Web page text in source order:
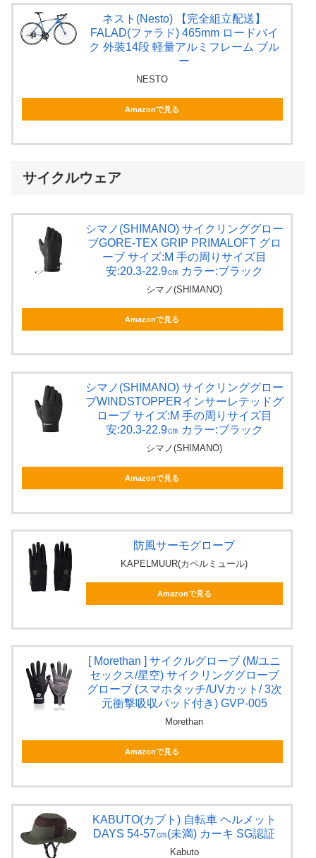
ネスト(Nesto) 【完全組立配送】
FALAD(ファラド) 465mm ロードバイ
ク 外装14段 軽量アルミフレーム ブル
ー
NESTO
Amazonで見る
サイクルウェア
シマノ(SHIMANO) サイクリンググロー
ブGORE-TEX GRIP PRIMALOFT グロ
ーブ サイズ:M 手の周りサイズ目
安:20.3-22.9㎝ カラー:ブラック
シマノ(SHIMANO)
Amazonで見る
シマノ(SHIMANO) サイクリンググロー
ブWINDSTOPPERインサーレテッドグ
ローブ サイズ:M 手の周りサイズ目
安:20.3-22.9㎝ カラー:ブラック
シマノ(SHIMANO)
Amazonで見る
防風サーモグローブ
KAPELMUUR(カペルミュール)
Amazonで見る
[ Morethan ] サイクルグローブ (M/ユニ
セックス/星空) サイクリンググローブ
グローブ (スマホタッチ/UVカット/ 3次
元衝撃吸収パッド付き) GVP-005
Morethan
Amazonで見る
KABUTO(カブト) 自転車 ヘルメット
DAYS 54-57㎝(未満) カーキ SG認証
Kabuto